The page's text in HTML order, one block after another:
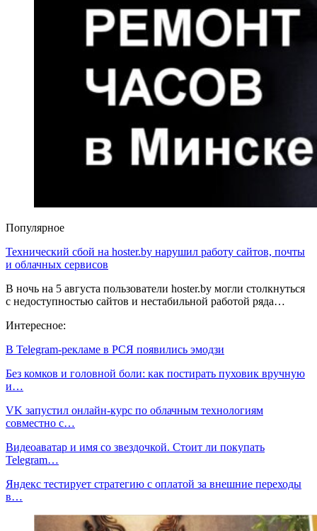
Популярное
Технический сбой на hoster.by нарушил работу сайтов, почты
и облачных сервисов
В ночь на 5 августа пользователи hoster.by могли столкнуться
с недоступностью сайтов и нестабильной работой ряда…
Интересное:
В Telegram-рекламе в РСЯ появились эмодзи
Без комков и головной боли: как постирать пуховик вручную
и…
VK запустил онлайн-курс по облачным технологиям
совместно с…
Видеоаватар и имя со звездочкой. Стоит ли покупать
Telegram…
Яндекс тестирует стратегию с оплатой за внешние переходы
в…